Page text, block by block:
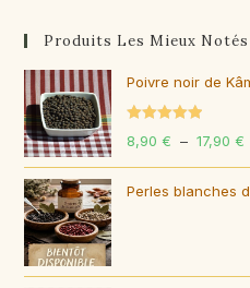
Produits Les Mieux Notés
Poivre noir de
8,90€ – 17,90€
Perles blanches